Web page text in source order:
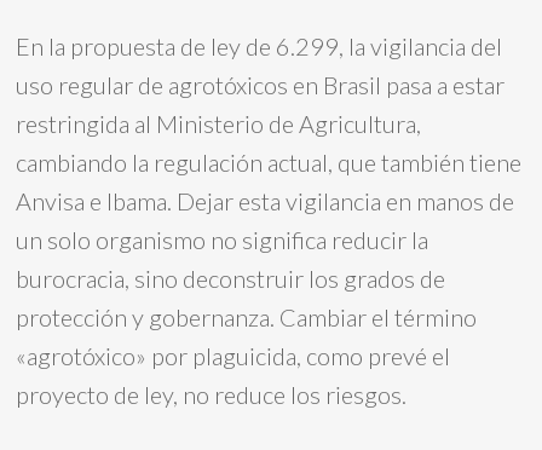
En la propuesta de ley de 6.299, la vigilancia del
uso regular de agrotóxicos en Brasil pasa a estar
restringida al Ministerio de Agricultura,
cambiando la regulación actual, que también tiene
Anvisa e Ibama. Dejar esta vigilancia en manos de
un solo organismo no significa reducir la
burocracia, sino deconstruir los grados de
protección y gobernanza. Cambiar el término
«agrotóxico» por plaguicida, como prevé el
proyecto de ley, no reduce los riesgos.